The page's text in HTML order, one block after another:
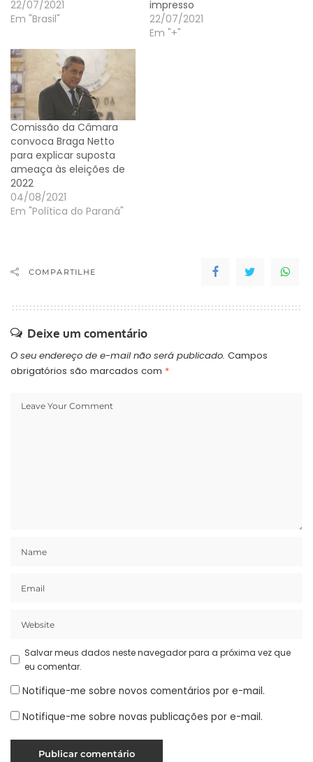
22/07/2021
Em "Brasil"
impresso
22/07/2021
Em "+"
Comissão da Câmara
convoca Braga Netto
para explicar suposta
ameaça às eleições de
2022
04/08/2021
Em "Política do Paraná"
COMPARTILHE
Deixe um comentário
O seu endereço de e-mail não será publicado. Campos
obrigatórios são marcados com *
Salvar meus dados neste navegador para a próxima vez que
eu comentar.
Notifique-me sobre novos comentários por e-mail.
Notifique-me sobre novas publicações por e-mail.